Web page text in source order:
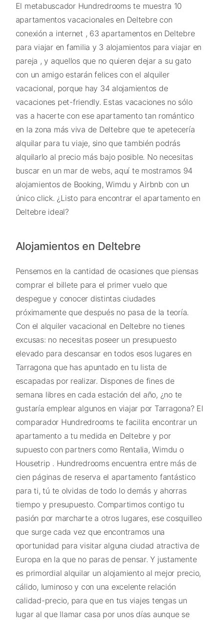
El metabuscador Hundredrooms te muestra 10
apartamentos vacacionales en Deltebre con
conexión a internet , 63 apartamentos en Deltebre
para viajar en familia y 3 alojamientos para viajar en
pareja , y aquellos que no quieren dejar a su gato
con un amigo estarán felices con el alquiler
vacacional, porque hay 34 alojamientos de
vacaciones pet-friendly. Estas vacaciones no sólo
vas a hacerte con ese apartamento tan romántico
en la zona más viva de Deltebre que te apetecería
alquilar para tu viaje, sino que también podrás
alquilarlo al precio más bajo posible. No necesitas
buscar en un mar de webs, aquí te mostramos 94
alojamientos de Booking, Wimdu y Airbnb con un
único click. ¿Listo para encontrar el apartamento en
Deltebre ideal?
Alojamientos en Deltebre
Pensemos en la cantidad de ocasiones que piensas
comprar el billete para el primer vuelo que
despegue y conocer distintas ciudades
próximamente que después no pasa de la teoría.
Con el alquiler vacacional en Deltebre no tienes
excusas: no necesitas poseer un presupuesto
elevado para descansar en todos esos lugares en
Tarragona que has apuntado en tu lista de
escapadas por realizar. Dispones de fines de
semana libres en cada estación del año, ¿no te
gustaría emplear algunos en viajar por Tarragona? El
comparador Hundredrooms te facilita encontrar un
apartamento a tu medida en Deltebre y por
supuesto con partners como Rentalia, Wimdu o
Housetrip . Hundredrooms encuentra entre más de
cien páginas de reserva el apartamento fantástico
para ti, tú te olvidas de todo lo demás y ahorras
tiempo y presupuesto. Compartimos contigo tu
pasión por marcharte a otros lugares, ese cosquilleo
que surge cada vez que encontramos una
oportunidad para visitar alguna ciudad atractiva de
Europa en la que no paras de pensar. Y justamente
es primordial alquilar un alojamiento al mejor precio,
cálido, luminoso y con una excelente relación
calidad-precio, para que en tus viajes tengas un
lugar al que llamar casa por unos días aunque se